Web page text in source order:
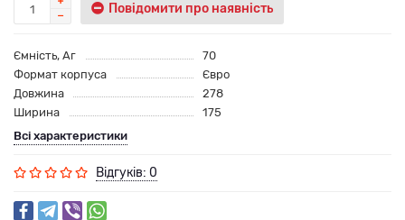
Повідомити про наявність
Ємність, Аг
70
Формат корпуса
Євро
Довжина
278
Ширина
175
Всі характеристики
Відгуків: 0